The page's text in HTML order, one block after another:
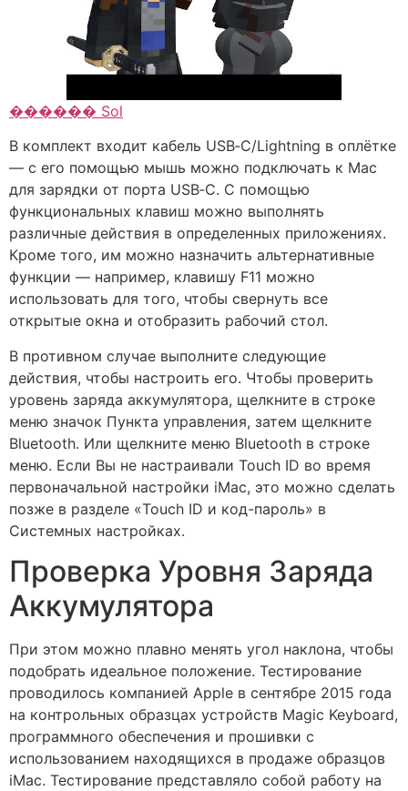
������ Sol
В комплект входит кабель USB‑C/Lightning в оплётке
— с его помощью мышь можно подключать к Mac
для зарядки от порта USB‑C. С помощью
функциональных клавиш можно выполнять
различные действия в определенных приложениях.
Кроме того, им можно назначить альтернативные
функции — например, клавишу F11 можно
использовать для того, чтобы свернуть все
открытые окна и отобразить рабочий стол.
В противном случае выполните следующие
действия, чтобы настроить его. Чтобы проверить
уровень заряда аккумулятора, щелкните в строке
меню значок Пункта управления, затем щелкните
Bluetooth. Или щелкните меню Bluetooth в строке
меню. Если Вы не настраивали Touch ID во время
первоначальной настройки iMac, это можно сделать
позже в разделе «Touch ID и код-пароль» в
Системных настройках.
Проверка Уровня Заряда
Аккумулятора
При этом можно плавно менять угол наклона, чтобы
подобрать идеальное положение. Тестирование
проводилось компанией Apple в сентябре 2015 года
на контрольных образцах устройств Magic Keyboard,
программного обеспечения и прошивки с
использованием находящихся в продаже образцов
iMac. Тестирование представляло собой работу на